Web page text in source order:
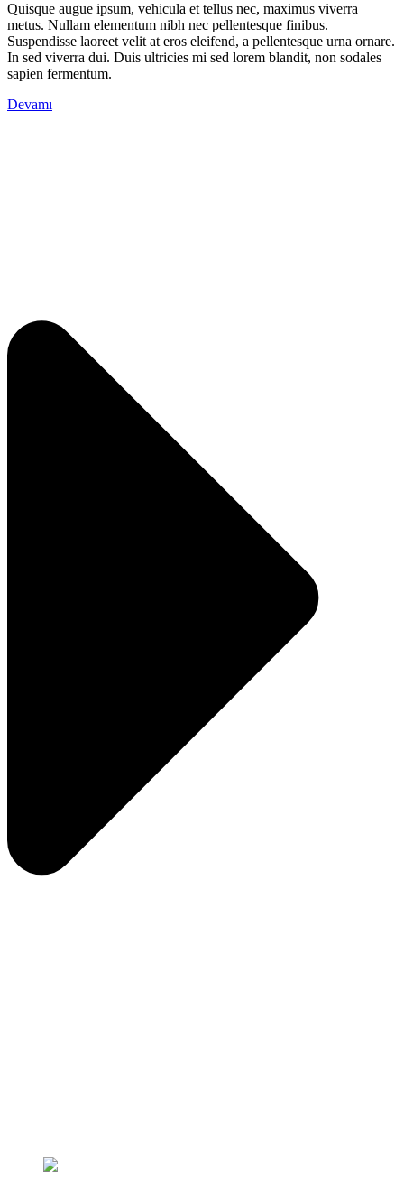
Quisque augue ipsum, vehicula et tellus nec, maximus viverra
metus. Nullam elementum nibh nec pellentesque finibus.
Suspendisse laoreet velit at eros eleifend, a pellentesque urna ornare.
In sed viverra dui. Duis ultricies mi sed lorem blandit, non sodales
sapien fermentum.
Devamı